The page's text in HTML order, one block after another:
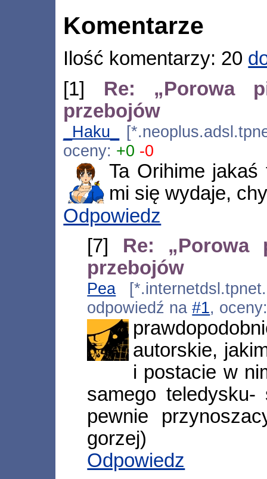
Komentarze
Ilość komentarzy: 20
[1] Re: „Porowa
przebojów
_Haku_
oceny: +0 -0
Ta Orihime jakaś
mi się wydaje,
Odpowiedz
[7] Re: „Porowa
przebojów
Pea
odpowiedź na#1,
autorskie,
i postacie w
samego
pewnie
gorzej)
Odpowiedz